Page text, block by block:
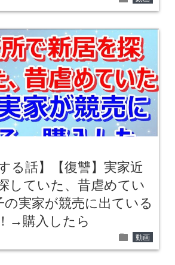
る話】【復讐】実家近
していた、昔虐めてい
の実家が競売に出ている
→購入したら
folder 動画